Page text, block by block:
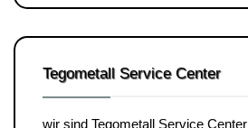
Tegometall Service Center
wir sind Tegometall Service Center